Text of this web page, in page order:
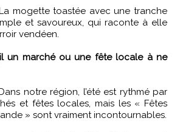
mogette toastée avec une tranche
et savoureux, qui raconte à elle
vendéen.
il un marché ou une fête locale à ne
notre région, l’été est rythmé par
et fêtes locales, mais les « Fêtes
» sont vraiment incontournables.